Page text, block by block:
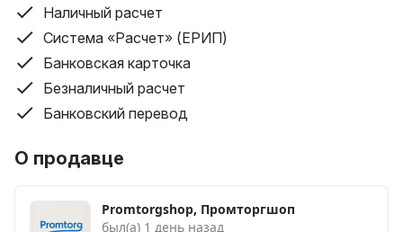
Наличный расчет
Система «Расчет» (ЕРИП)
Банковская карточка
Безналичный расчет
Банковский перевод
О продавце
Promtorgshop, Промторгшоп
был(а) 1 день назад